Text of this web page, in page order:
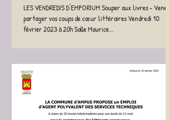
LES VENDREDIS D'EMPORIUM Souper aux livres - Venez
partager vos coups de cœur littéraires Vendredi 10
février 2023 à 20h Salle Maurice...